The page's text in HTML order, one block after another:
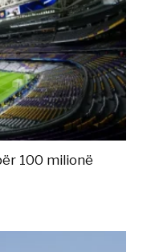
100 milionë